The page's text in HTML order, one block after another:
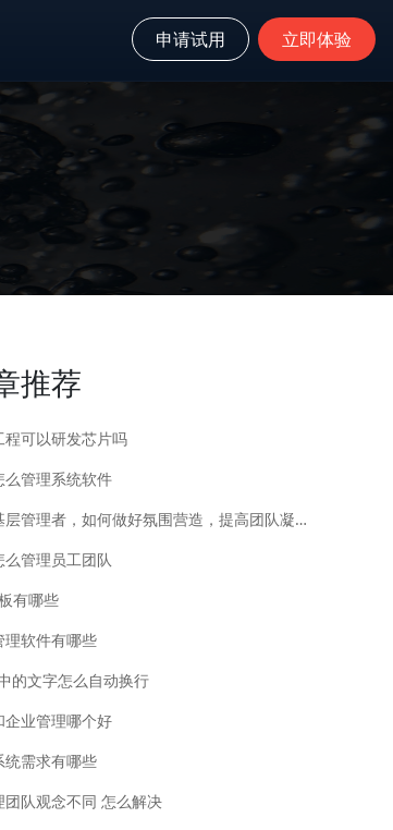
申请试用 立即体验
推荐
程可以研发芯片吗
么管理系统软件
管理者，如何做好氛围营造，提高团队凝聚力
么管理员工团队
有哪些
理软件有哪些
的文字怎么自动换行
企业管理哪个好
统需求有哪些
团队观念不同 怎么解决